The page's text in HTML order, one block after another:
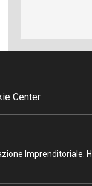
Center
Imprenditoriale.